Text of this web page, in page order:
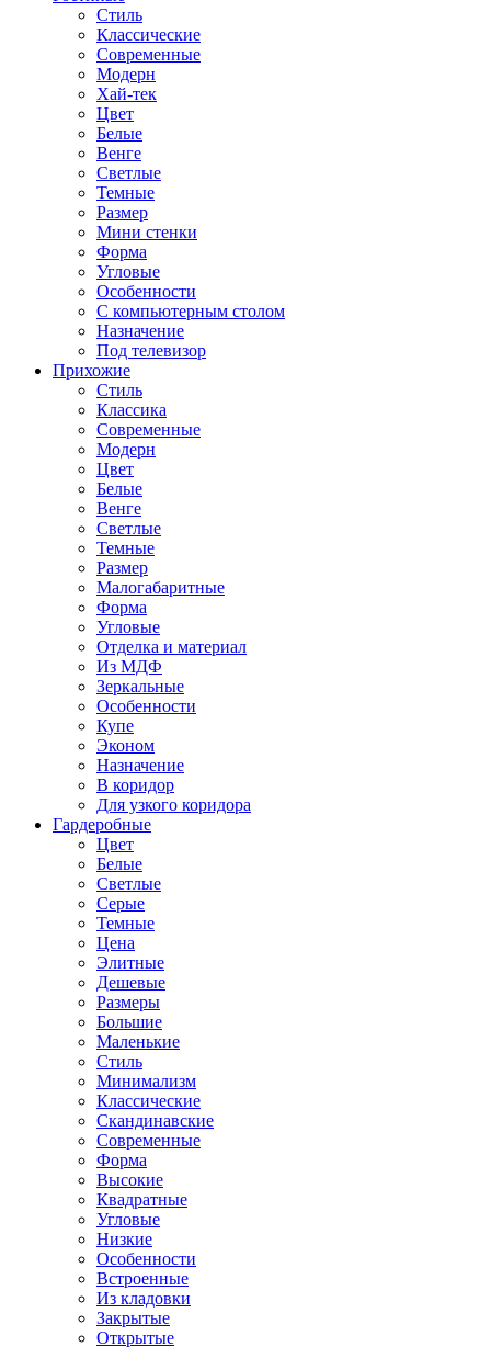
Стиль
Классические
Современные
Модерн
Хай-тек
Цвет
Белые
Венге
Светлые
Темные
Размер
Мини стенки
Форма
Угловые
Особенности
С компьютерным столом
Назначение
Под телевизор
Прихожие
Стиль
Классика
Современные
Модерн
Цвет
Белые
Венге
Светлые
Темные
Размер
Малогабаритные
Форма
Угловые
Отделка и материал
Из МДФ
Зеркальные
Особенности
Купе
Эконом
Назначение
В коридор
Для узкого коридора
Гардеробные
Цвет
Белые
Светлые
Серые
Темные
Цена
Элитные
Дешевые
Размеры
Большие
Маленькие
Стиль
Минимализм
Классические
Скандинавские
Современные
Форма
Высокие
Квадратные
Угловые
Низкие
Особенности
Встроенные
Из кладовки
Закрытые
Открытые